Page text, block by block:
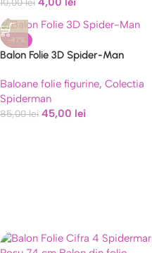
-47%
Balon Folie 3D Spider-Man
Picioare
Baloane folie figurine, Colectia
Spiderman
85,00lei 45,00 lei